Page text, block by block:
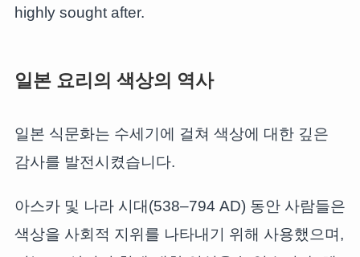
highly sought after.
일본 요리의 색상의 역사
일본 식문화는 수세기에 걸쳐 색상에 대한 깊은
감사를 발전시켰습니다.
아스카 및 나라 시대(538–794 AD) 동안 사람들은
색상을 사회적 지위를 나타내기 위해 사용했으며,